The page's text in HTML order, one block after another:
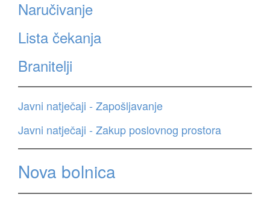
Naručivanje
Lista čekanja
Branitelji
Javni natječaji - Zapošljavanje
Javni natječaji - Zakup poslovnog prostora
Nova bolnica